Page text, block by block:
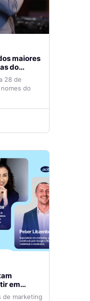
maiores
28 de
do
em
eficiência
de marketing